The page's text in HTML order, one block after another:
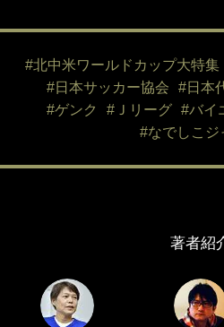
#北中米ワールドカップ大特集
#日本サッカー協会
#日本
#ゲンク
#Ｊリーグ
#バイ
#なでしこジ
著者紹